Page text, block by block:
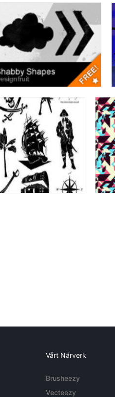
Vårt Närverk
Brusheezy
Vecteezy